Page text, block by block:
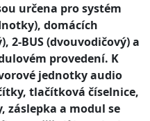
určena pro systém
domácích
2-BUS (dvouvodičový) a
provedení. K
jednotky audio
tlačítková číselnice,
záslepka a modul se